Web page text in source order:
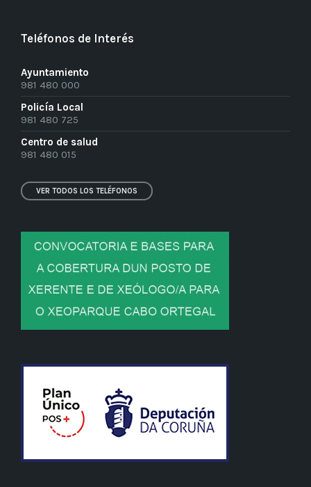
Teléfonos de Interés
Ayuntamiento
981 480 000
Policía Local
981 480 725
Centro de salud
981 480 015
VER TODOS LOS TELÉFONOS